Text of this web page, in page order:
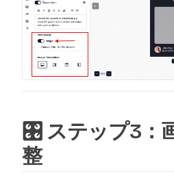
🎛️ ステップ3：
整